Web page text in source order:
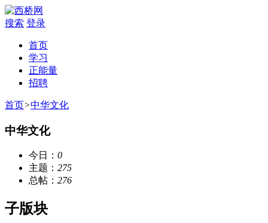
搜索 登录
首页
学习
正能量
招聘
首页>中华文化
中华文化
今日： 0
主题： 275
总帖： 276
子版块